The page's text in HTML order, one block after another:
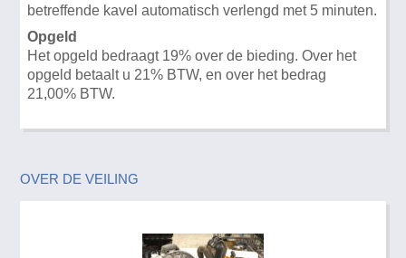
betreffende kavel automatisch verlengd met 5 minuten.
Opgeld
Het opgeld bedraagt 19% over de bieding. Over het
opgeld betaalt u 21% BTW, en over het bedrag
21,00% BTW.
OVER DE VEILING